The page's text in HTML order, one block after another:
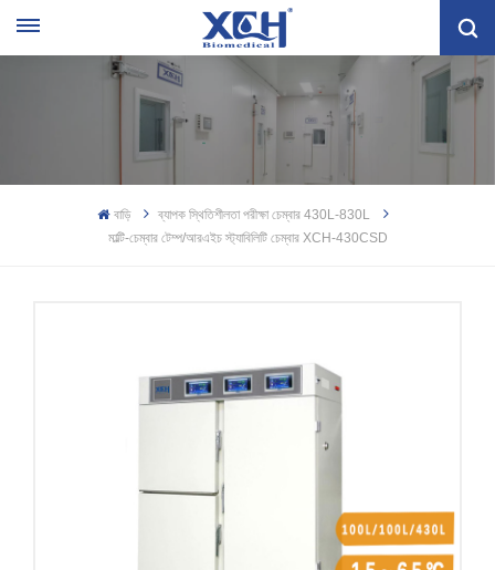
বাড়ি
ব্যাপক স্থিতিশীলতা পরীক্ষা চেম্বার 430L-830L
মাল্টি-চেম্বার টেম্প/আরএইচ স্ট্যাবিলিটি চেম্বার XCH-430CSD